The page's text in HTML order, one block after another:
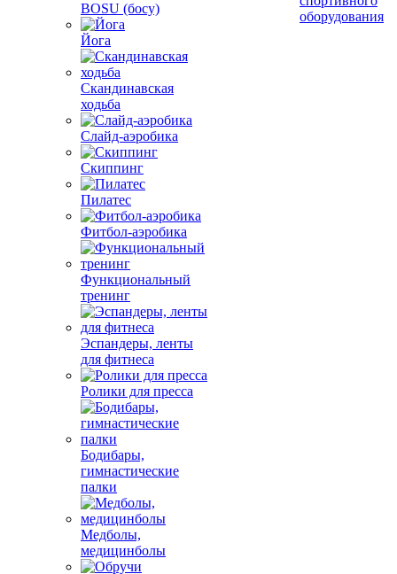
BOSU (босу)
Йога
Скандинавская
ходьба
Слайд-аэробика
Скиппинг
Пилатес
Фитбол-аэробика
Функциональный
тренинг
Эспандеры, ленты
для фитнеса
Ролики для пресса
Бодибары,
гимнастические
палки
Медболы,
медицинболы
оборудования